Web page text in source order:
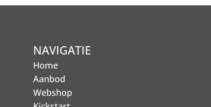
NAVIGATIE
Home
Aanbod
Webshop